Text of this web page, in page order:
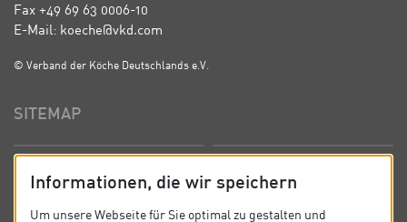
Fax +49 69 63 0006-10
E-Mail: koeche@vkd.com
© Verband der Köche Deutschlands e.V.
SITEMAP
Informationen, die wir speichern
Um unsere Webseite für Sie optimal zu gestalten und